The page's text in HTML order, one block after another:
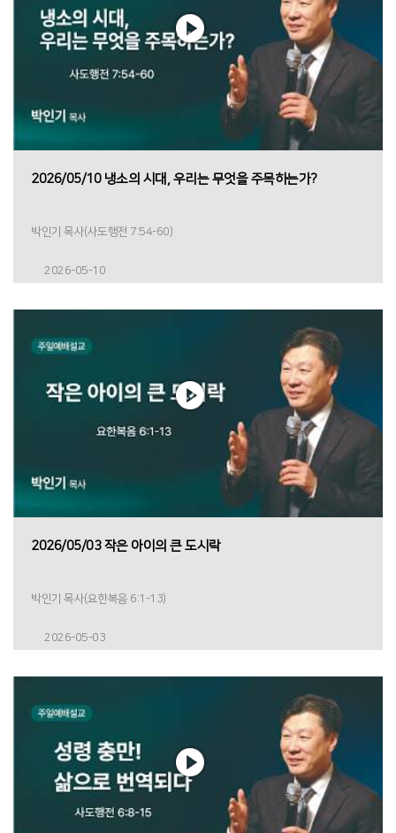
2026/05/10 냉소의 시대, 우리는 무엇을 주목하는가?
박인기 목사(사도행전 7:54-60)
2026-05-10
2026/05/03 작은 아이의 큰 도시락
박인기 목사(요한복음 6:1-13)
2026-05-03